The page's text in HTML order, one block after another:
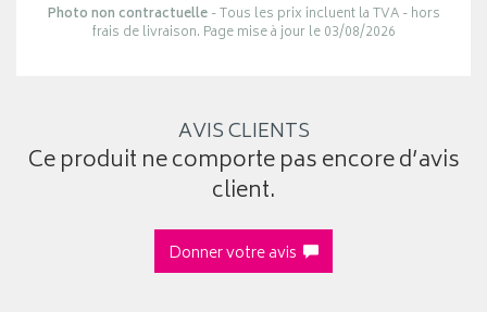
Photo non contractuelle- Tous les prix incluent la TVA - hors
frais de livraison. Page mise à jour le 03/08/2026
AVIS CLIENTS
Ce produit ne comporte pas encore d’avis
client.
Donner votre avis